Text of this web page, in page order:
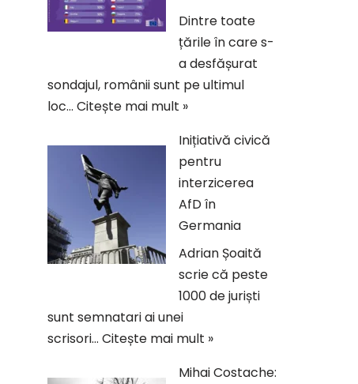
Dintre toate
țările în care s-
a desfășurat
sondajul, românii sunt pe ultimul
loc… Citește mai mult »
Inițiativă civică
pentru
interzicerea
AfD în
Germania
Adrian Șoaită
scrie că peste
1000 de juriști
sunt semnatari ai unei
scrisori… Citește mai mult »
Mihai Costache: